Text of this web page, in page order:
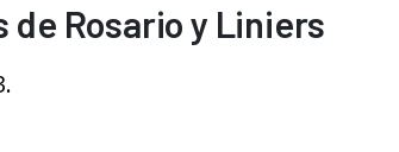
de Rosario y Liniers